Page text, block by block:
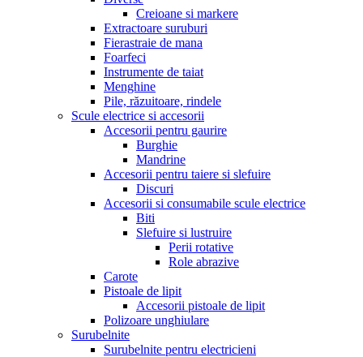
Creioane si markere
Extractoare suruburi
Fierastraie de mana
Foarfeci
Instrumente de taiat
Menghine
Pile, răzuitoare, rindele
Scule electrice si accesorii
Accesorii pentru gaurire
Burghie
Mandrine
Accesorii pentru taiere si slefuire
Discuri
Accesorii si consumabile scule electrice
Biti
Slefuire si lustruire
Perii rotative
Role abrazive
Carote
Pistoale de lipit
Accesorii pistoale de lipit
Polizoare unghiulare
Surubelnite
Surubelnite pentru electricieni